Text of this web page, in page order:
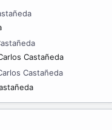
Castañeda
Castañeda